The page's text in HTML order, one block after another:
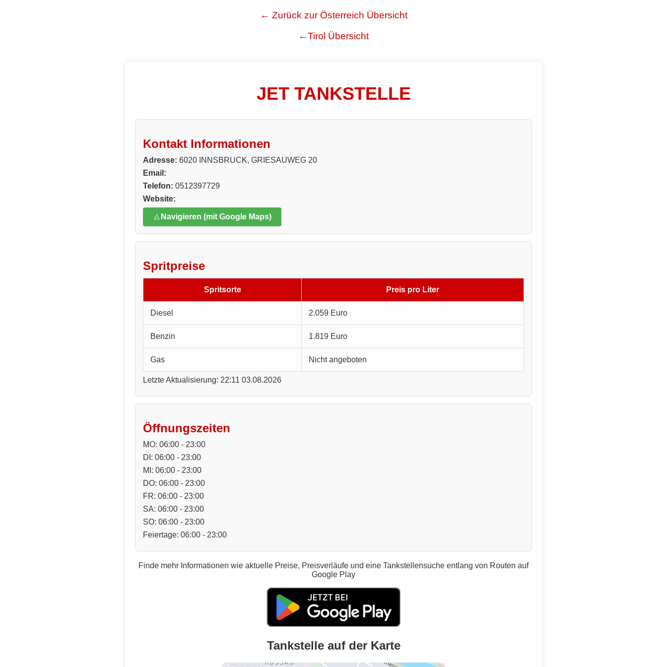
← Zurück zur Österreich Übersicht
←Tirol Übersicht
JET TANKSTELLE
Kontakt Informationen
Adresse: 6020 INNSBRUCK, GRIESAUWEG 20
Email:
Telefon: 0512397729
Website:
Navigieren (mit Google Maps)
Spritpreise
Spritsorte Preis pro Liter
Diesel 2.059 Euro
Benzin 1.819 Euro
Gas Nicht angeboten
Letzte Aktualisierung: 22:11 03.08.2026
Öffnungszeiten
MO: 06:00 - 23:00
DI: 06:00 - 23:00
MI: 06:00 - 23:00
DO: 06:00 - 23:00
FR: 06:00 - 23:00
SA: 06:00 - 23:00
SO: 06:00 - 23:00
Feiertage: 06:00 - 23:00
Finde mehr Informationen wie aktuelle Preise, Preisverläufe und eine Tankstellensuche entlang von Routen auf
Google Play
Tankstelle auf der Karte